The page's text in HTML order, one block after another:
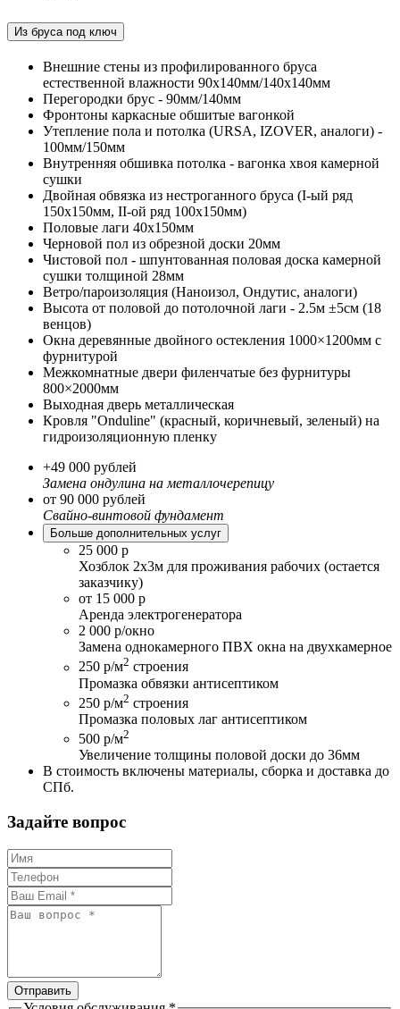
Из бруса под ключ
Внешние стены из профилированного бруса
естественной влажности 90х140мм/140х140мм
Перегородки брус - 90мм/140мм
Фронтоны каркасные обшитые вагонкой
Утепление пола и потолка (URSA, IZOVER, аналоги) -
100мм/150мм
Внутренняя обшивка потолка - вагонка хвоя камерной
сушки
Двойная обвязка из нестроганного бруса (I-ый ряд
150х150мм, II-ой ряд 100х150мм)
Половые лаги 40х150мм
Черновой пол из обрезной доски 20мм
Чистовой пол - шпунтованная половая доска камерной
сушки толщиной 28мм
Ветро/пароизоляция (Наноизол, Ондутис, аналоги)
Высота от половой до потолочной лаги - 2.5м ±5см (18
венцов)
Окна деревянные двойного остекления 1000×1200мм с
фурнитурой
Межкомнатные двери филенчатые без фурнитуры
800×2000мм
Выходная дверь металлическая
Кровля "Onduline" (красный, коричневый, зеленый) на
гидроизоляционную пленку
+49 000 рублей
Замена ондулина на металлочерепицу
от 90 000 рублей
Свайно-винтовой фундамент
Больше дополнительных услуг
25 000 р
Хозблок 2х3м для проживания рабочих (остается
заказчику)
от 15 000 р
Аренда электрогенератора
2 000 р/окно
Замена однокамерного ПВХ окна на двухкамерное
250 р/м2 строения
Промазка обвязки антисептиком
250 р/м2 строения
Промазка половых лаг антисептиком
500 р/м2
Увеличение толщины половой доски до 36мм
В стоимость включены материалы, сборка и доставка до
СПб.
Задайте вопрос
Отправить